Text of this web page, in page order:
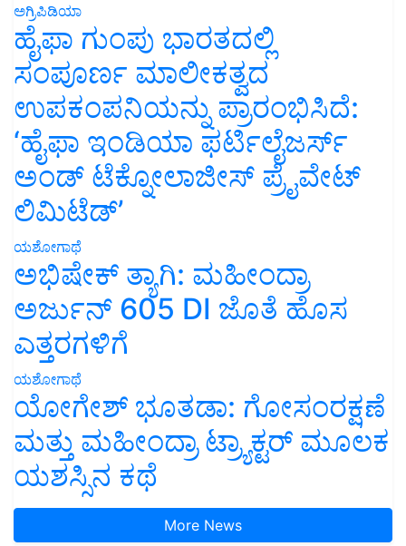
ಅಗ್ರಿಪಿಡಿಯಾ
ಹೈಫಾ ಗುಂಪು ಭಾರತದಲ್ಲಿ
ಸಂಪೂರ್ಣ ಮಾಲೀಕತ್ವದ
ಉಪಕಂಪನಿಯನ್ನು ಪ್ರಾರಂಭಿಸಿದೆ:
‘ಹೈಫಾ ಇಂಡಿಯಾ ಫರ್ಟಿಲೈಜರ್ಸ್
ಅಂಡ್ ಟೆಕ್ನೋಲಾಜೀಸ್ ಪ್ರೈವೇಟ್
ಲಿಮಿಟೆಡ್’
ಯಶೋಗಾಥೆ
ಅಭಿಷೇಕ್ ತ್ಯಾಗಿ: ಮಹೀಂದ್ರಾ
ಅರ್ಜುನ್ 605 DI ಜೊತೆ ಹೊಸ
ಎತ್ತರಗಳಿಗೆ
ಯಶೋಗಾಥೆ
ಯೋಗೇಶ್ ಭೂತಡಾ: ಗೋಸಂರಕ್ಷಣೆ
ಮತ್ತು ಮಹೀಂದ್ರಾ ಟ್ರ್ಯಾಕ್ಟರ್ ಮೂಲಕ
ಯಶಸ್ಸಿನ ಕಥೆ
More News